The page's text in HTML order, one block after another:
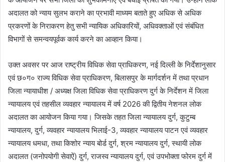
अदालत को न्याय सुलभ कराने का प्रभावी माध्यम बताते हुए अधिक से अधिक
प्रकरणों के निराकरण हेतु सभी न्यायिक अधिकारियों, अधिवक्ताओं एवं संबंधित
विभागों से समन्वयपूर्वक कार्य करने का आव्हान किया।
उक्त अवसर पर आज राष्ट्रीय विधिक सेवा प्राधिकरण, नई दिल्ली के निर्देशानुसार
एवं छ०ग० राज्य विधिक सेवा प्राधिकरण, बिलासपुर के मार्गदर्शन में तथा प्रधान
जिला न्यायाधीश / अध्यक्ष जिला विधिक सेवा प्राधिकरण दुर्ग के निर्देशन में जिला
न्यायालय एवं तहसील व्यवहार न्यायालय में वर्ष 2026 की द्वितीय नेशनल लोक
अदालत का आयोजन किया गया। जिसके तहत जिला न्यायालय दुर्ग, कुटुम्ब
न्यायालय, दुर्ग, व्यवहार न्यायालय भिलाई-3, व्यवहार न्यायालय पाटन एवं व्यवहार
न्यायालय धमधा, तथा किशोर न्याय बोर्ड दुर्ग, श्रम न्यायालय दुर्ग, स्थायी लोक
अदालत (जनोपयोगी सेवाऐं) दुर्ग, राजस्व न्यायालय दुर्ग, एवं उपभोक्ता फोरम दुर्ग में